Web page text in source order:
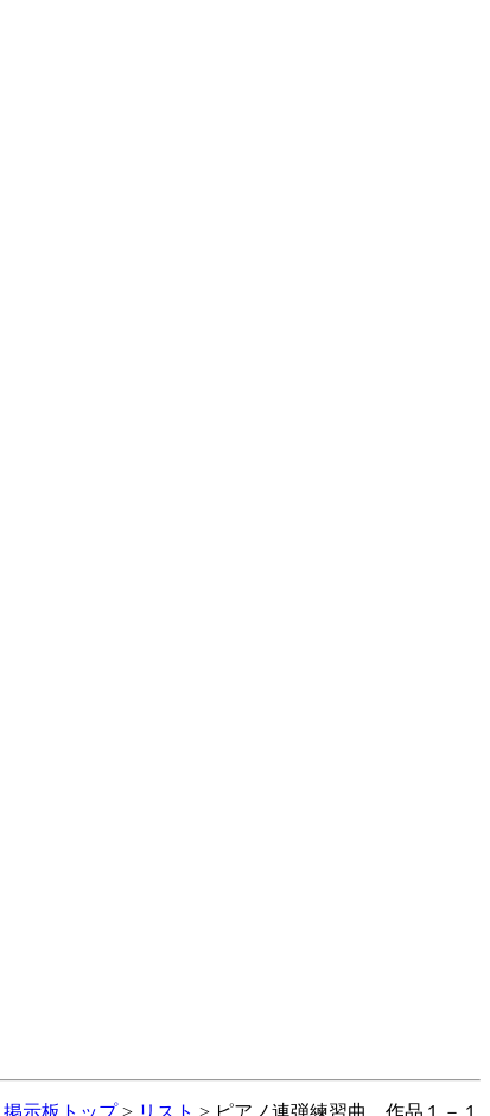
掲示板トップ> リスト > ピアノ連弾練習曲 作品１－１